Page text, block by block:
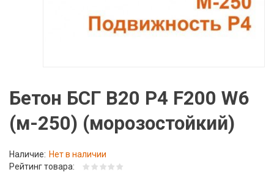
Бетон БСГ В20 Р4 F200 W6
(м-250) (морозостойкий)
Наличие: Нет в наличии
Рейтинг товара: